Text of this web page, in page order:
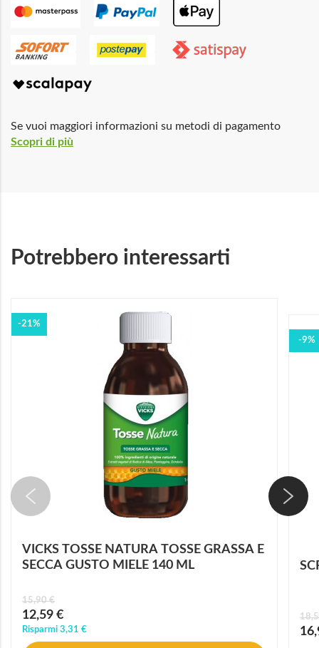
Se vuoi maggiori informazioni su metodi di pagamento
Scopri di più
Potrebbero interessarti
-21%
VICKS TOSSE NATURA TOSSE GRASSA E
SECCA GUSTO MIELE 140 ML
Prezzo
speciale
12,59 €
15,90 €
Risparmi 3,31 €
-9%